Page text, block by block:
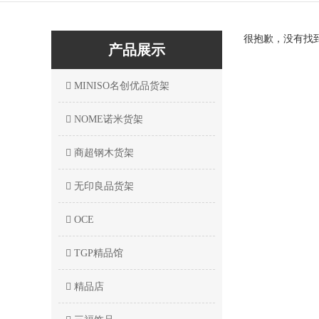
产品展示
MINISO名创优品货架
NOME诺米货架
商超钢木货架
无印良品货架
OCE
TGP精品馆
精品店
很抱歉，没有找